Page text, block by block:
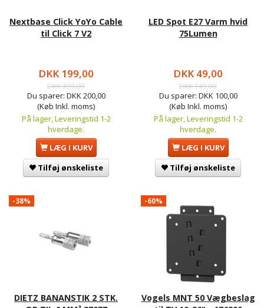
Nextbase Click YoYo Cable
til Click 7 V2
DKK 199,00
DKK 399,00
Du sparer: DKK 200,00
(Køb Inkl. moms)
På lager, Leveringstid 1-2
hverdage.
LÆG I KURV
Tilføj ønskeliste
LED Spot E27 Varm hvid
75Lumen
DKK 49,00
DKK 149,00
Du sparer: DKK 100,00
(Køb Inkl. moms)
På lager, Leveringstid 1-2
hverdage.
LÆG I KURV
Tilføj ønskeliste
-38%
DIETZ BANANSTIK 2 STK.
-60%
Vogels MNT 50 Vægbeslag